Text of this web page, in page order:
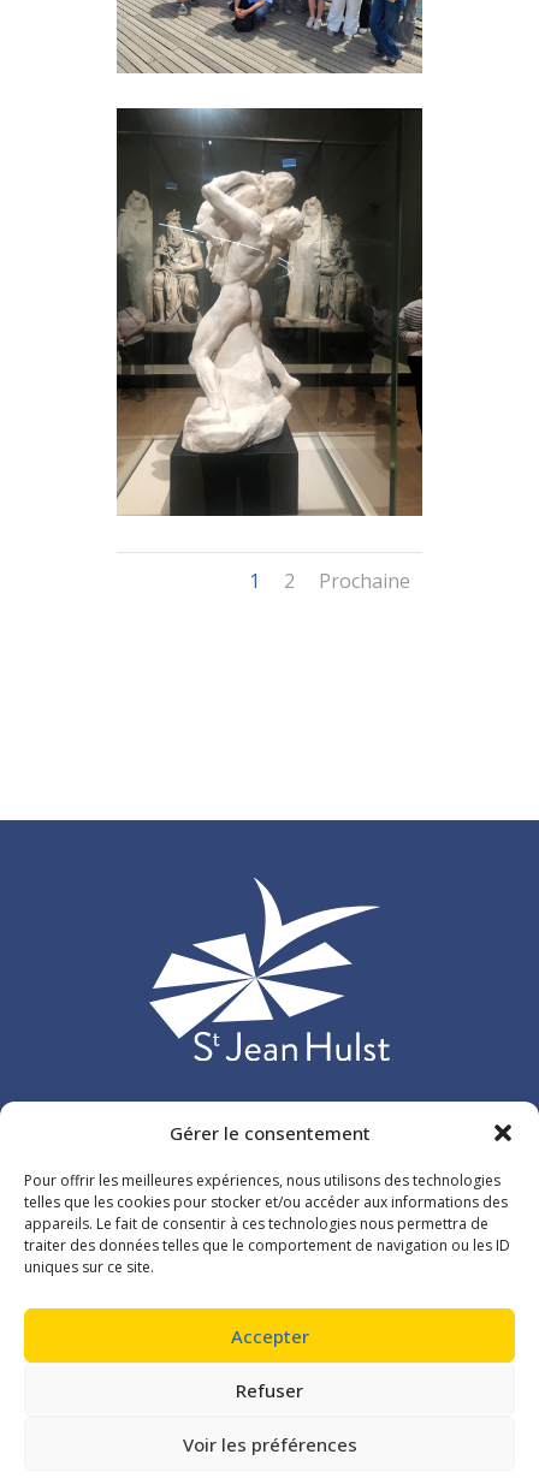
Gérer le consentement
Pour offrir les meilleures expériences, nous utilisons des technologies
telles que les cookies pour stocker et/ou accéder aux informations des
appareils. Le fait de consentir à ces technologies nous permettra de
traiter des données telles que le comportement de navigation ou les ID
uniques sur ce site.
Accepter
Refuser
Voir les préférences
1 2 Prochaine
Etablissement d’enseignement privé catholique situé à
107 classes de l’école maternelle au lycée.
26 rue du Maréchal de Lattre de Tassigny
78000 Versailles
01 39 54 11 26